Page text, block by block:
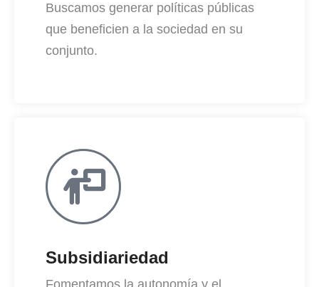
Buscamos generar políticas públicas
que beneficien a la sociedad en su
conjunto.
Subsidiariedad